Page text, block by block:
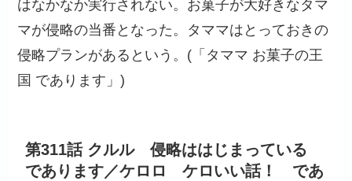
はなかなか実行されない。お菓子が大好きなタマ
マが侵略の当番となった。タママはとっておきの
侵略プランがあるという。(「タママ お菓子の王
国 であります」)
第311話 クルル 侵略ははじまっている
であります／ケロロ ケロいい話！ であ